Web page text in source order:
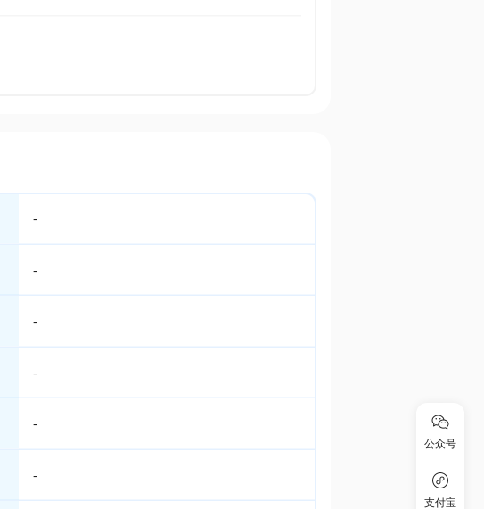
-
-
-
-
-
-
公众号
支付宝